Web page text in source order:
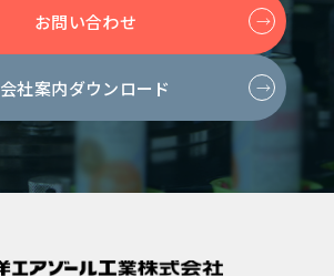
お問い合わせ
会社案内ダウンロード